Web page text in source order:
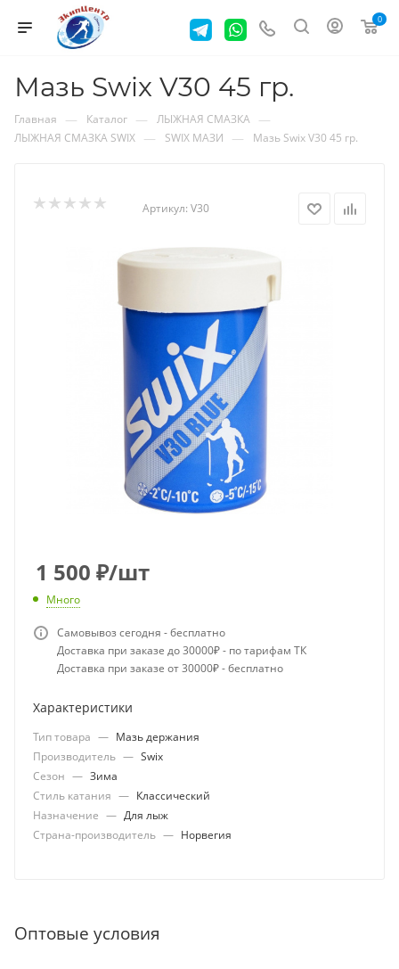
0
Мазь Swix V30 45 гр.
Главная — Каталог — ЛЫЖНАЯ СМАЗКА —
ЛЫЖНАЯ СМАЗКА SWIX — SWIX МАЗИ — Мазь Swix V30 45 гр.
Артикул: V30
1 500 ₽/шт
Много
Самовывоз сегодня - бесплатно
Доставка при заказе до 30000₽ - по тарифам ТК
Доставка при заказе от 30000₽ - бесплатно
Характеристики
Тип товара — Мазь держания
Производитель — Swix
Сезон — Зима
Стиль катания — Классический
Назначение — Для лыж
Страна-производитель — Норвегия
Оптовые условия